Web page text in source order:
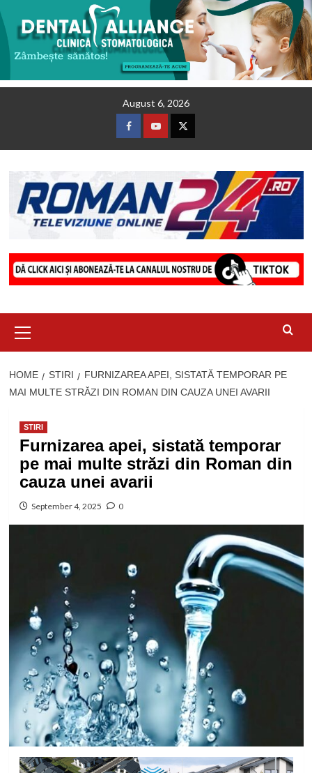
August 6, 2026
FacebookYoutubeTwitter
Menu
HOME STIRI
FURNIZAREA APEI, SISTATĂ TEMPORAR PE
MAI MULTE STRĂZI DIN ROMAN DIN CAUZA UNEI AVARII
STIRI
Furnizarea apei, sistată temporar
pe mai multe străzi din Roman din
cauza unei avarii
September 4, 2025 0